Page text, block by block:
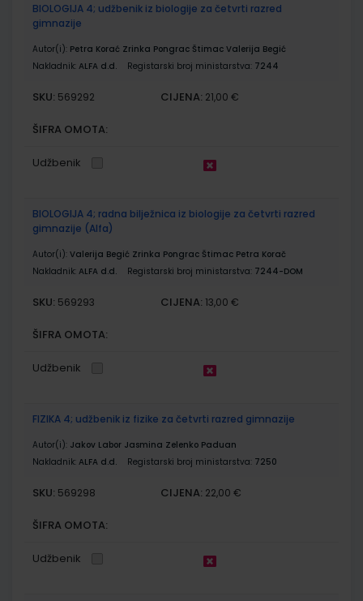
BIOLOGIJA 4; udžbenik iz biologije za četvrti razred
gimnazije
Autor(i): Petra Korać Zrinka Pongrac Štimac Valerija Begić
Nakladnik: ALFA d.d. Registarski broj ministarstva: 7244
SKU: 569292 CIJENA: 21,00 €
ŠIFRA OMOTA:
Udžbenik
BIOLOGIJA 4; radna bilježnica iz biologije za četvrti razred
gimnazije (Alfa)
Autor(i): Valerija Begić Zrinka Pongrac Štimac Petra Korač
Nakladnik: ALFA d.d. Registarski broj ministarstva: 7244-DOM
SKU: 569293 CIJENA: 13,00 €
ŠIFRA OMOTA:
Udžbenik
FIZIKA 4; udžbenik iz fizike za četvrti razred gimnazije
Autor(i): Jakov Labor Jasmina Zelenko Paduan
Nakladnik: ALFA d.d. Registarski broj ministarstva: 7250
SKU: 569298 CIJENA: 22,00 €
ŠIFRA OMOTA:
Udžbenik